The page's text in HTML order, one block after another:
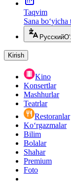
Taqvim
Sana
Русский
Kirish
Kino
Konsertlar
Mashhurlar
Teatrlar
Restoranlar
Ko‘rgazmalar
Bilim
Bolalar
Shahar
Premium
Foto